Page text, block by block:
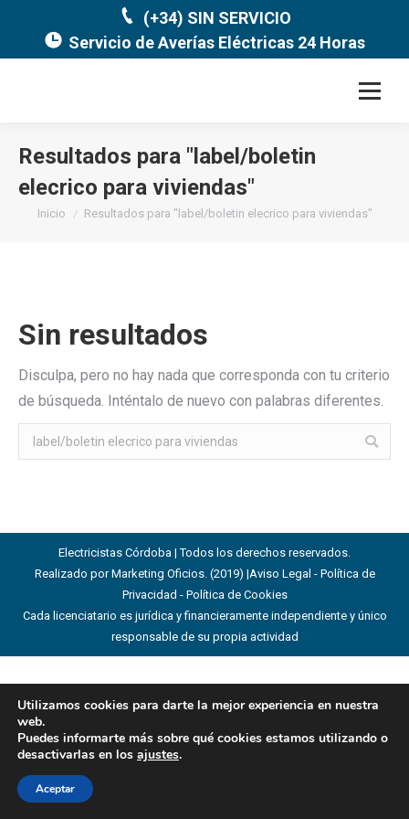
(+34) SIN SERVICIO
Servicio de Averías Eléctricas 24 Horas
Resultados para " label/boletin
elecrico para viviendas"
Estás aquí:
Inicio Resultados para "label/boletin elecrico para viviendas"
Sin resultados
Disculpa, pero no hay nada que corresponda con tu criterio
de búsqueda. Inténtalo de nuevo con palabras diferentes.
Buscar:
Electricistas Córdoba | Todos los derechos reservados.
Realizado por Marketing Oficios. (2019) |Aviso Legal - Política de
Privacidad - Política de Cookies
Cada licenciatario es jurídica y financieramente independiente y único
responsable de su propia actividad
Utilizamos cookies para darte la mejor experiencia en nuestra
web.
Puedes informarte más sobre qué cookies estamos utilizando o
desactivarlas en los ajustes.
Aceptar